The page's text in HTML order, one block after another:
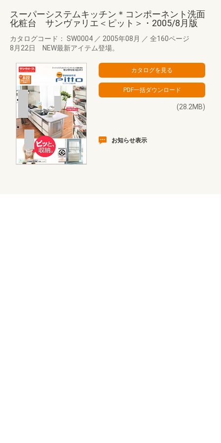
スーパーシステムキッチン＊コンポーネント洗面
化粧台 サンヴァリエ＜ピット＞・2005/8月版
カタログコード： SW0004 ／ 2005年08月 ／ 全160ページ
8月22日 NEW最新アイテム登場。
(28.2MB)
お知らせ表示